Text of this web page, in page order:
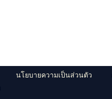
นโยบายความเป็นส่วนตัว